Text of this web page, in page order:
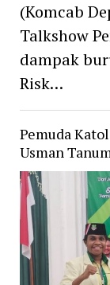
(Komcab
Talkshow
dampak
Risk…
Pemuda
Usman